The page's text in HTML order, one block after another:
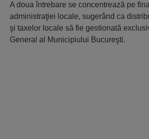
A doua întrebare se concentrează pe
administraţiei locale, sugerând ca
şi taxelor locale să fie gestionată
General al Municipiului Bucureşti.